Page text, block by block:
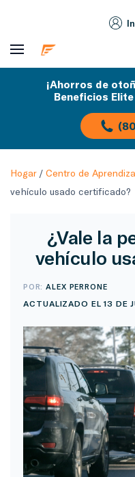
¡Ahorros de
Beneficios Elite
Hogar/ Centro de
vehículo usado certificado?
¿Vale la
vehículo
POR:ALEX PERRONE
ACTUALIZADO EL 13 DE